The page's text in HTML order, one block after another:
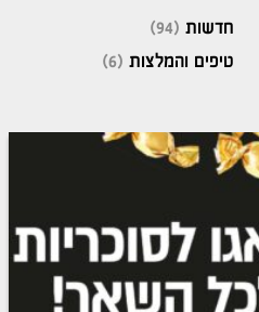
חדשות (94)
טיפים והמלצות (6)